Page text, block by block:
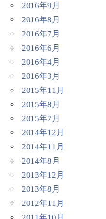
2016年9月
2016年8月
2016年7月
2016年6月
2016年4月
2016年3月
2015年11月
2015年8月
2015年7月
2014年12月
2014年11月
2014年8月
2013年12月
2013年8月
2012年11月
2011年10月